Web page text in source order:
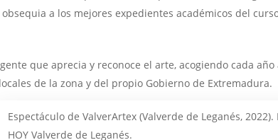
a los mejores expedientes académicos del
que aprecia y reconoce el arte, acogiendo cada
de la zona y del propio Gobierno de Extremadura.
Espectáculo de ValverArtex (Valverde de Leganés,
HOY Valverde de Leganés.